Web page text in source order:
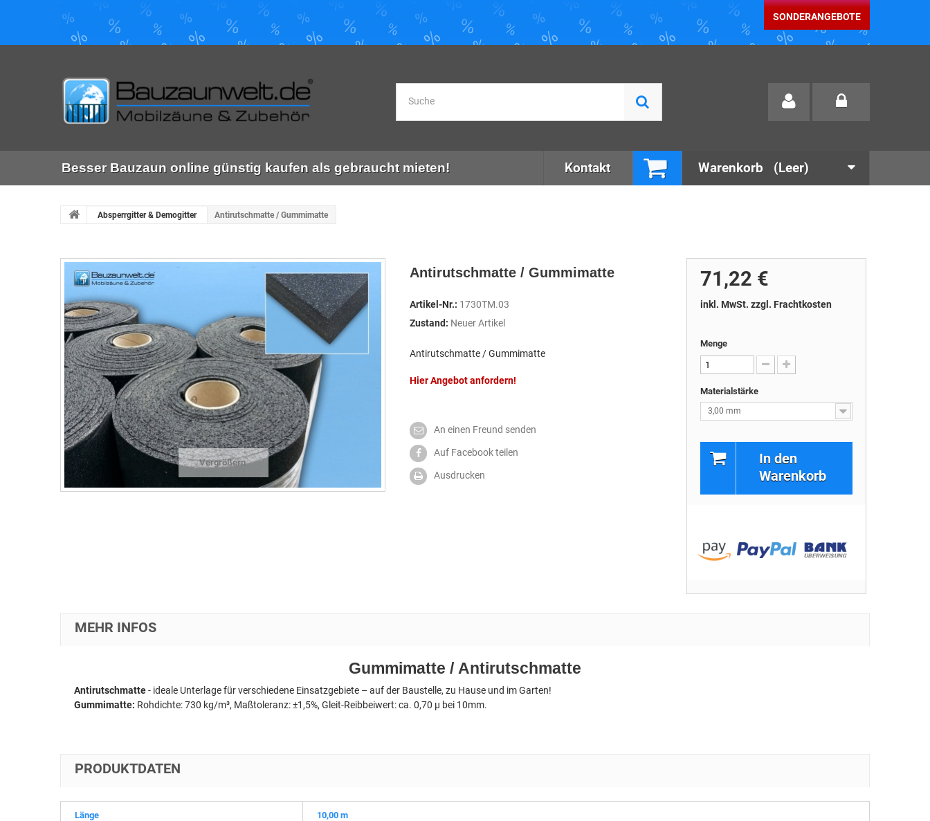
SONDERANGEBOTE
Besser Bauzaun online günstig kaufen als gebraucht mieten! Kontakt Warenkorb (Leer)
Absperrgitter & Demogitter Antirutschmatte / Gummimatte
Vergrößern
Antirutschmatte / Gummimatte
Artikel-Nr.: 1730TM.03
Zustand: Neuer Artikel
Antirutschmatte / Gummimatte
Hier Angebot anfordern!
An einen Freund senden
Auf Facebook teilen
Ausdrucken
71,22 €
inkl. MwSt. zzgl. Frachtkosten
Menge
Materialstärke
3,00 mm
In den
Warenkorb
MEHR INFOS
Gummimatte / Antirutschmatte
Antirutschmatte- ideale Unterlage für verschiedene Einsatzgebiete – auf der Baustelle, zu Hause und im Garten!
Gummimatte: Rohdichte: 730 kg/m³, Maßtoleranz: ±1,5%, Gleit-Reibbeiwert: ca. 0,70 µ bei 10mm.
PRODUKTDATEN
Länge 10,00 m